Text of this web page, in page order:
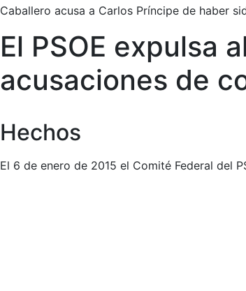
Caballero acusa a Carlos Príncipe de haber
El PSOE expulsa
acusaciones de
Hechos
El 6 de enero de 2015 el Comité Federal del